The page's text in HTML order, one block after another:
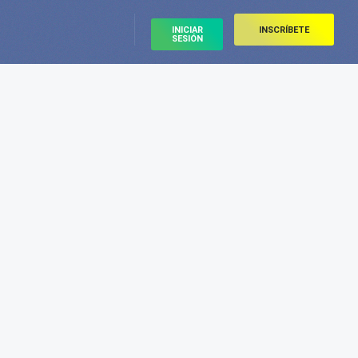
INICIAR
SESIÓN
INSCRÍBETE